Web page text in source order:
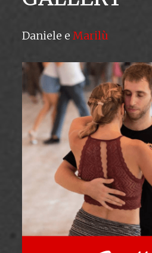
Daniele e Marilù